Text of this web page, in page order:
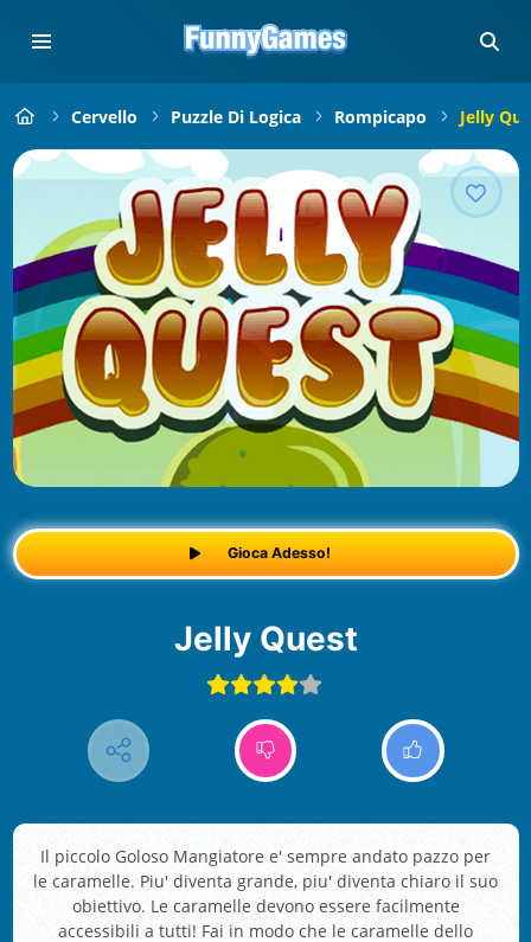
Cervello Puzzle Di Logica Rompicapo Jelly
Gioca Adesso!
Jelly Quest
Il piccolo Goloso Mangiatore e' sempre andato pazzo per
le caramelle. Piu' diventa grande, piu' diventa chiaro il suo
obiettivo. Le caramelle devono essere facilmente
accessibili a tutti! Fai in modo che le caramelle dello